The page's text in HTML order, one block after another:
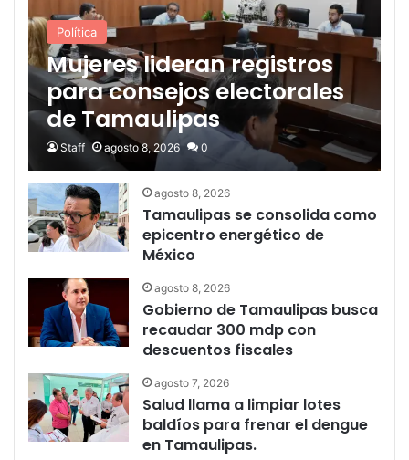
Política
Mujeres lideran registros
para consejos electorales
de Tamaulipas
Staff agosto 8, 2026 0
agosto 8, 2026
Tamaulipas se consolida como
epicentro energético de
México
agosto 8, 2026
Gobierno de Tamaulipas busca
recaudar 300 mdp con
descuentos fiscales
agosto 7, 2026
Salud llama a limpiar lotes
baldíos para frenar el dengue
en Tamaulipas.